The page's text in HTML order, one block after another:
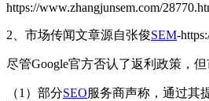
https://www.zhangjunsem.com/
2、市场传闻文章源自张俊SEM-
尽管Google官方否认了返利政策，
（1）部分SEO服务商声称，通过其